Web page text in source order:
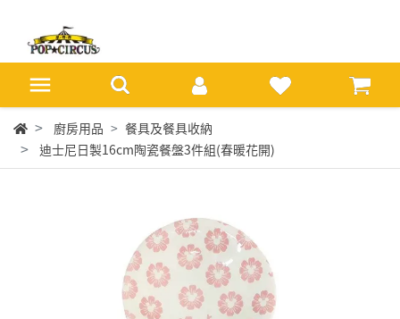
廚房用品
餐具及餐具收納
迪士尼日製16cm陶瓷餐盤3件組(春暖花開)